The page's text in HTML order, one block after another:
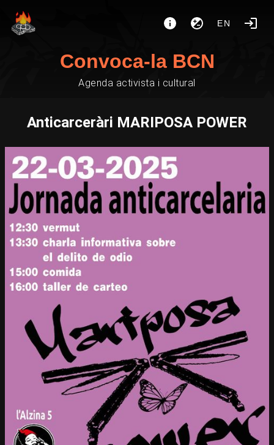
EN
Convoca-la BCN
Agenda activista i cultural
Anticarceràri MARIPOSA POWER